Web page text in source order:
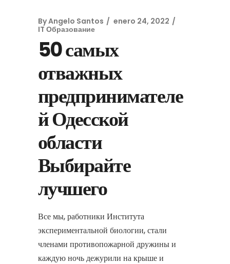
ByAngelo Santos
enero 24, 2022
IT Образование
50 самых
отважных
предпринимателе
й Одесской
области
Выбирайте
лучшего
Все мы, работники Института
экспериментальной биологии, стали
членами противопожарной дружины и
каждую ночь дежурили на крыше и